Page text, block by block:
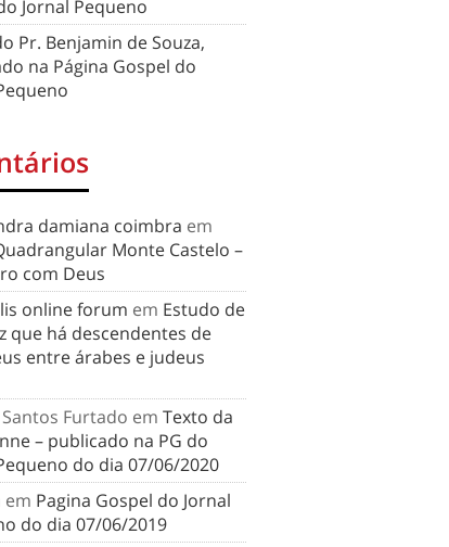
Jornal Pequeno
Pr. Benjamin de Souza,
na Página Gospel do
damiana coimbra em
Monte Castelo –
com Deus
online forum em Estudo de
que há descendentes de
entre árabes e judeus
Furtado em Texto da
– publicado na PG do
do dia 07/06/2020
em Pagina Gospel do Jornal
do dia 07/06/2019